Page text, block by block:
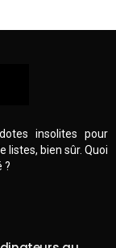
insolites pour
listes, bien sûr. Quoi
?